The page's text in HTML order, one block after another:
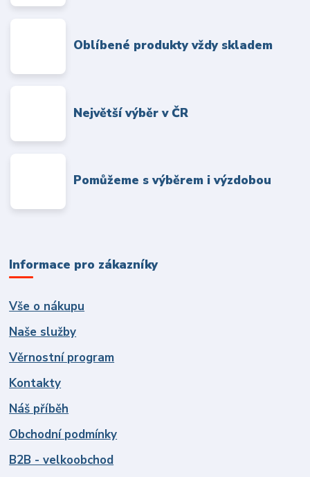
Oblíbené produkty vždy skladem
Největší výběr v ČR
Pomůžeme s výběrem i výzdobou
Informace pro zákazníky
Vše o nákupu
Naše služby
Věrnostní program
Kontakty
Náš příběh
Obchodní podmínky
B2B - velkoobchod